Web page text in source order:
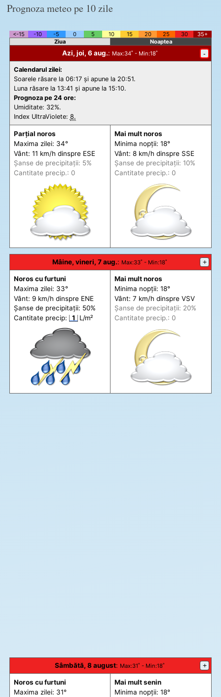
Prognoza meteo pe 10 zile
<-15 -10 -5 0 5 10 15 20 25 30
35+
Ziua
Noaptea
Azi, joi, 6 aug.: Max:34˚ - Min:18˚ -
Calendarul zilei:
Soarele răsare la 06:17 și apune la 20:51.
Luna răsare la 13:41 și apune la 15:10.
Prognoza pe 24 ore:
Umiditate: 32%.
Index UltraViolete: 8.
Parțial noros
Maxima zilei: 34°
Vânt: 11 km/h dinspre ESE
Șanse de precipitații: 5%
Cantitate precip.: 0
Mai mult noros
Minima nopții: 18°
Vânt: 8 km/h dinspre SSE
Șanse de precipitații: 10%
Cantitate precip.: 0
Mâine, vineri, 7 aug.: Max:33˚ - Min:18˚ +
Noros cu furtuni
Maxima zilei: 33°
Vânt: 9 km/h dinspre ENE
Șanse de precipitații: 50%
Cantitate precip:
1 L/m²
Mai mult noros
Minima nopții: 18°
Vânt: 7 km/h dinspre VSV
Șanse de precipitații: 20%
Cantitate precip.: 0
Sâmbătă, 8 august: Max:31˚ - Min:18˚ +
Noros cu furtuni
Maxima zilei: 31°
Mai mult senin
Minima nopții: 18°